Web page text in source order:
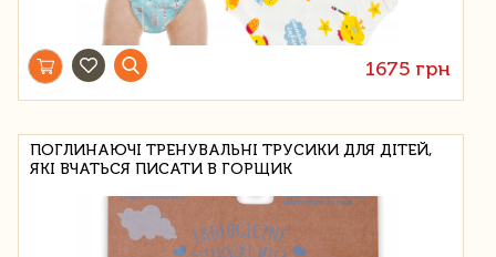
1675 грн
ПОГЛИНАЮЧІ ТРЕНУВАЛЬНІ ТРУСИКИ ДЛЯ ДІТЕЙ,
ЯКІ ВЧАТЬСЯ ПИСАТИ В ГОРЩИК